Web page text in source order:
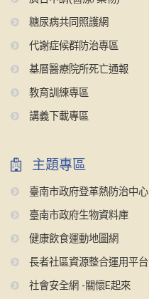
糖尿病共同照護網
代謝症候群防治專區
基層醫療院所死亡通報
教育訓練專區
講義下載專區
主題專區
臺南市政府登革熱防治中心
臺南市政府生物資料庫
健康飲食運動地圖網
長者社區資源整合運用平台
社會安全網 -關懷E起來